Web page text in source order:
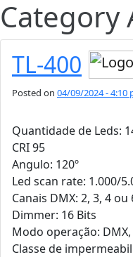
Category
TL-400
Posted on 04/09/2024 - 4:10
Quantidade de Leds:
CRI 95
Angulo: 120º
Led scan rate: 1.000/
Canais DMX: 2, 3, 4 ou
Dimmer: 16 Bits
Modo operação:
Classe de